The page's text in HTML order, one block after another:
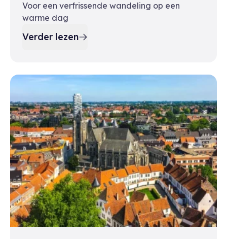
Voor een verfrissende wandeling op een
warme dag
Verder lezen